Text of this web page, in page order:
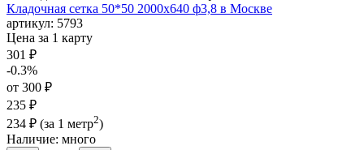
Кладочная сетка 50*50 2000х640 ф3,8 в Москве
артикул: 5793
Цена за 1 карту
301 ₽
-0.3%
от 300 ₽
235 ₽
234 ₽ (за 1 метр2)
Наличие: много